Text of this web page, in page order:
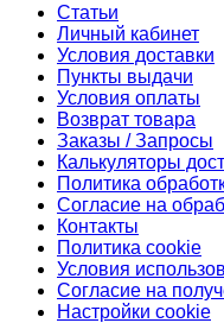
Статьи
Личный кабинет
Условия доставки
Пункты выдачи
Условия оплаты
Возврат товара
Заказы / Запросы
Калькуляторы
Политика
Согласие на
Контакты
Политика cookie
Условия
Согласие на
Настройки cookie